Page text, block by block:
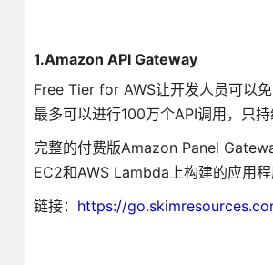
1.Amazon API Gateway
Free Tier for AWS让开发人员可以
最多可以进行100万个API调用，只
完整的付费版Amazon Panel
EC2和AWS Lambda上构建的应用程
链接： https://